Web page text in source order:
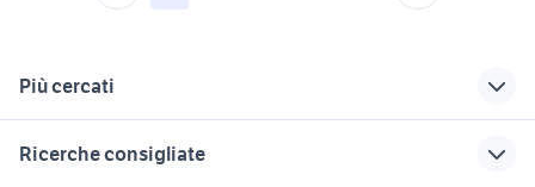
Più cercati
Ricerche consigliate